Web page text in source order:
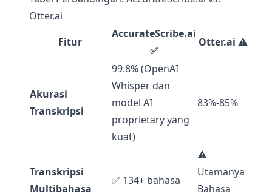
Otter.ai
Fitur
AccurateScribe.ai
✅
Otter.ai ⚠️
Akurasi
Transkripsi
99.8% (OpenAI
Whisper dan
model AI
proprietary yang
kuat)
83%-85%
Transkripsi
Multibahasa
✅ 134+ bahasa
⚠️
Utamanya
Bahasa